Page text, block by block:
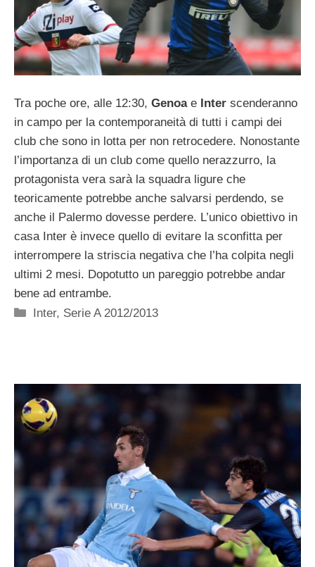
Tra poche ore, alle 12:30, Genoae Inter scenderanno
in campo per la contemporaneità di tutti i campi dei
club che sono in lotta per non retrocedere. Nonostante
l’importanza di un club come quello nerazzurro, la
protagonista vera sarà la squadra ligure che
teoricamente potrebbe anche salvarsi perdendo, se
anche il Palermo dovesse perdere. L’unico obiettivo in
casa Inter è invece quello di evitare la sconfitta per
interrompere la striscia negativa che l’ha colpita negli
ultimi 2 mesi. Dopotutto un pareggio potrebbe andar
bene ad entrambe.
Categorie
Inter, Serie A 2012/2013